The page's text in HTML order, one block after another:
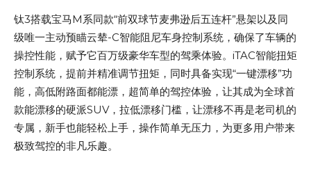
钛3搭载宝马M系同款“前双球节麦弗逊后五连杆”悬架以及同
级唯一主动预瞄云辇-C智能阻尼车身控制系统，确保了车辆的
操控性能，赋予它百万级豪华车型的驾乘体验。iTAC智能扭矩
控制系统，提前并精准调节扭矩，同时具备实现“一键漂移”功
能，高低附路面都能漂，超简单的驾控体验，让其成为全球首
款能漂移的硬派SUV，拉低漂移门槛，让漂移不再是老司机的
专属，新手也能轻松上手，操作简单无压力，为更多用户带来
极致驾控的非凡乐趣。